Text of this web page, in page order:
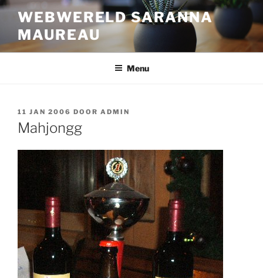
Ga
inhoud
WEBWERELD SARANNA
MAUREAU
Menu
GEPLAATST
OP
11 JAN 2006 DOOR ADMIN
Mahjongg